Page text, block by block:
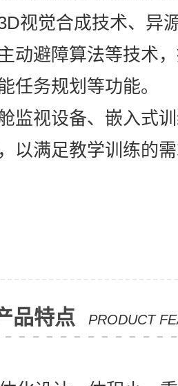
视觉合成技术、异
动避障算法等技术
任务规划等功能。
监视设备、嵌入式
以满足教学训练的
品特点 PRODUCT